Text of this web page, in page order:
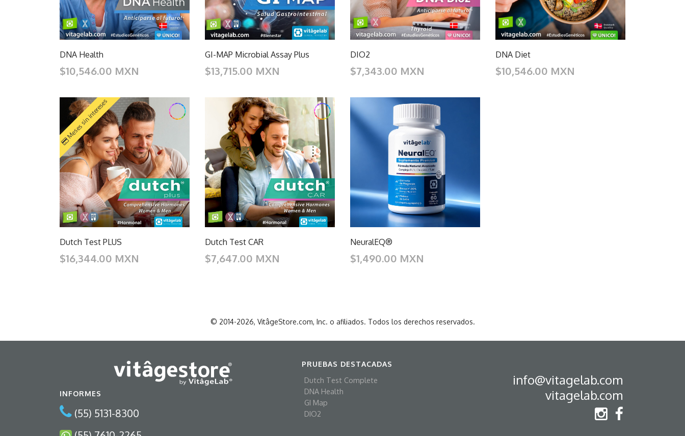
DNA Health
$10,546.00 MXN
GI-MAP Microbial Assay Plus
$13,715.00 MXN
DIO2
$7,343.00 MXN
DNA Diet
$10,546.00 MXN
Meses sin intereses
Dutch Test PLUS
$16,344.00 MXN
Dutch Test CAR
$7,647.00 MXN
NeuralEQ®
$1,490.00 MXN
© 2014-2026, VitâgeStore.com, Inc. o afiliados. Todos los derechos reservados.
INFORMES
(55) 5131-8300
PRUEBAS DESTACADAS
Dutch Test Complete
DNA Health
GI Map
DIO2
info@vitagelab.com
vitagelab.com